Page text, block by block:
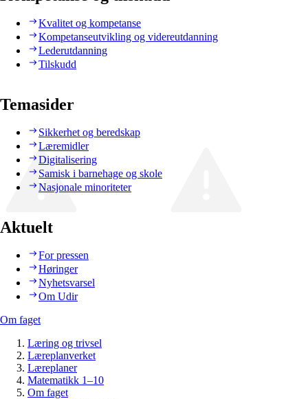
Kvalitet og kompetanse
Kompetanseutvikling og videreutdanning
Lederutdanning
Tilskudd
Temasider
Sikkerhet og beredskap
Læremidler
Digitalisering
Samisk i barnehage og skole
Nasjonale minoriteter
Aktuelt
For pressen
Høringer
Nyhetsvarsel
Om Udir
Om faget
Læring og trivsel
Læreplanverket
Læreplaner
Matematikk 1–10
Om faget